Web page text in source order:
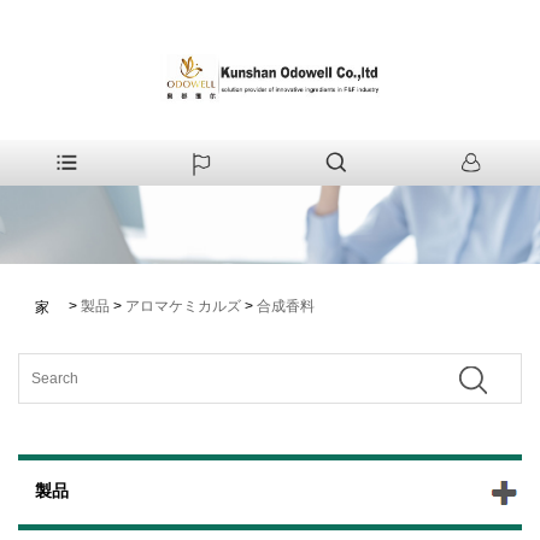
家 > 製品 > アロマケミカルズ > 合成香料
製品